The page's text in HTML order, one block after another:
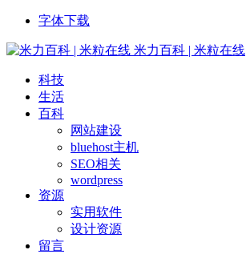
字体下载
米力百科 | 米粒在线
科技
生活
百科
网站建设
bluehost主机
SEO相关
wordpress
资源
实用软件
设计资源
留言